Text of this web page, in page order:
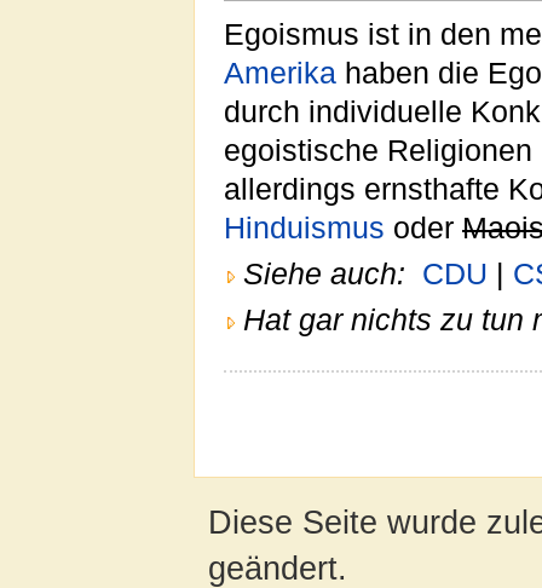
Egoismus ist in den
Amerika haben die
durch individuelle
egoistische
allerdings ernsthafte
Hinduismus oder
Siehe auch: CDU
Hat gar nichts zu tun
Diese Seite wurde
geändert.